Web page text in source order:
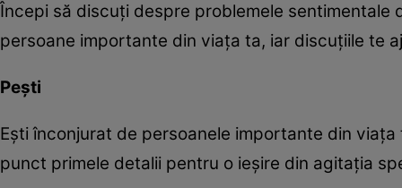
Începi să discuţi despre problemele sentimentale
persoane importante din viaţa ta, iar discuţiile te
Peşti
Eşti înconjurat de persoanele importante din
punct primele detalii pentru o ieşire din agitaţia